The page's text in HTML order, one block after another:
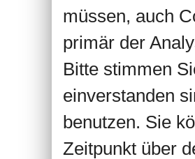
müssen, auch
primär der
Bitte stimmen
einverstanden
benutzen. Sie
Zeitpunkt über